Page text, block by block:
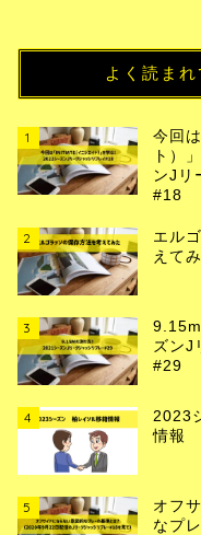
よく読ま
1
今回
ト）
ンJリ
#18
2
エル
えて
3
ズンJ
#29
4
2023
情報
5
オフ
なプ